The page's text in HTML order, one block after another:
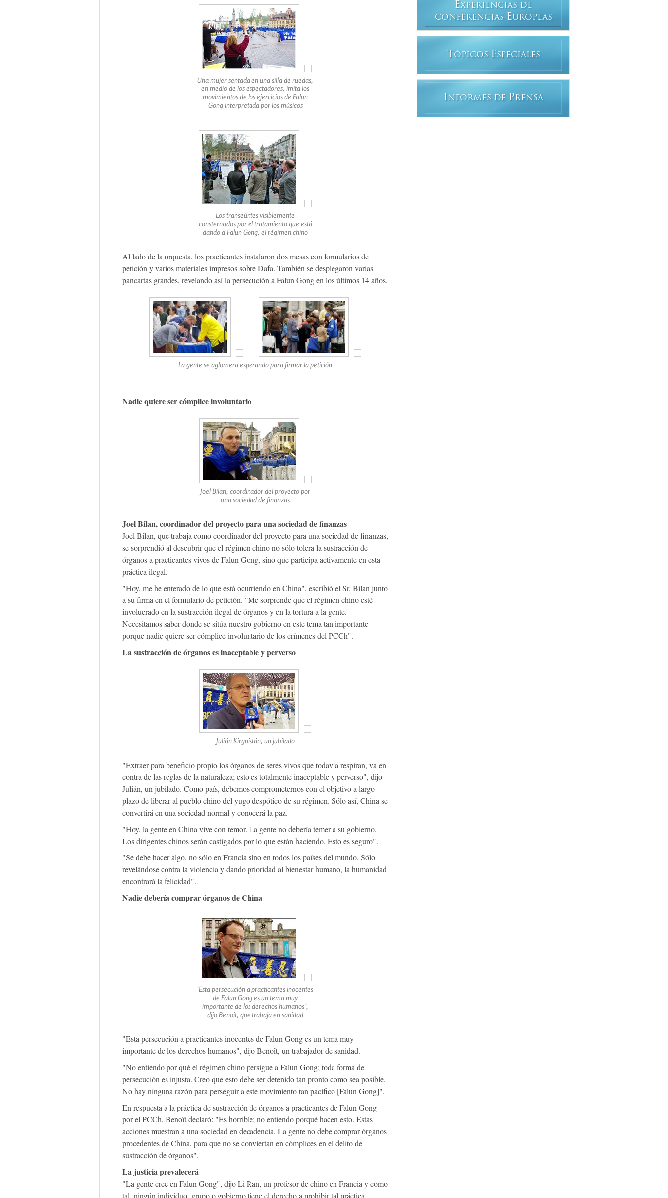
Una mujer sentada en una silla de ruedas,
en medio de los espectadores, imita los
movimientos de los ejercicios de Falun
Gong interpretada por los músicos
Los transeúntes visiblemente
consternados por el tratamiento que está
dando a Falun Gong, el régimen chino
Al lado de la orquesta, los practicantes instalaron dos mesas con formularios de
petición y varios materiales impresos sobre Dafa. También se desplegaron varias
pancartas grandes, revelando así la persecución a Falun Gong en los últimos 14 años.
La gente se aglomera esperando para firmar la petición
Nadie quiere ser cómplice involuntario
Joel Bilan, coordinador del proyecto por
una sociedad de finanzas
Joel Bilan, coordinador del proyecto para una sociedad de finanzas
Joel Bilan, que trabaja como coordinador del proyecto para una sociedad de finanzas,
se sorprendió al descubrir que el régimen chino no sólo tolera la sustracción de
órganos a practicantes vivos de Falun Gong, sino que participa activamente en esta
práctica ilegal.
"Hoy, me he enterado de lo que está ocurriendo en China", escribió el Sr. Bilan junto
a su firma en el formulario de petición. "Me sorprende que el régimen chino esté
involucrado en la sustracción ilegal de órganos y en la tortura a la gente.
Necesitamos saber donde se sitúa nuestro gobierno en este tema tan importante
porque nadie quiere ser cómplice involuntario de los crímenes del PCCh".
La sustracción de órganos es inaceptable y perverso
Julián Kirguistán, un jubilado
"Extraer para beneficio propio los órganos de seres vivos que todavía respiran, va en
contra de las reglas de la naturaleza; esto es totalmente inaceptable y perverso", dijo
Julián, un jubilado. Como país, debemos comprometernos con el objetivo a largo
plazo de liberar al pueblo chino del yugo despótico de su régimen. Sólo así, China se
convertirá en una sociedad normal y conocerá la paz.
"Hoy, la gente en China vive con temor. La gente no debería temer a su gobierno.
Los dirigentes chinos serán castigados por lo que están haciendo. Esto es seguro".
"Se debe hacer algo, no sólo en Francia sino en todos los países del mundo. Sólo
revelándose contra la violencia y dando prioridad al bienestar humano, la humanidad
encontrará la felicidad".
Nadie debería comprar órganos de China
"Esta persecución a practicantes inocentes
de Falun Gong es un tema muy
importante de los derechos humanos",
dijo Benoît, que trabaja en sanidad
"Esta persecución a practicantes inocentes de Falun Gong es un tema muy
importante de los derechos humanos", dijo Benoît, un trabajador de sanidad.
"No entiendo por qué el régimen chino persigue a Falun Gong; toda forma de
persecución es injusta. Creo que esto debe ser detenido tan pronto como sea posible.
No hay ninguna razón para perseguir a este movimiento tan pacífico [Falun Gong]".
En respuesta a la práctica de sustracción de órganos a practicantes de Falun Gong
por el PCCh, Benoît declaró: "Es horrible; no entiendo porqué hacen esto. Estas
acciones muestran a una sociedad en decadencia. La gente no debe comprar órganos
procedentes de China, para que no se conviertan en cómplices en el delito de
sustracción de órganos".
La justicia prevalecerá
"La gente cree en Falun Gong", dijo Li Ran, un profesor de chino en Francia y como
tal, ningún individuo, grupo o gobierno tiene el derecho a prohibir tal práctica.
EXPERIENCIAS DE
CONFERENCIAS EUROPEAS
T ÓPICOS ESPECIALES
INFORMES DE PRENSA